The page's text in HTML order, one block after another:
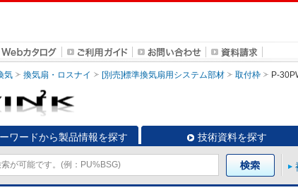
気 換気扇・ロスナイ [別売]標準換気扇用システム部材 取付枠 P-
ワードから製品情報を探す 技術資料を探す